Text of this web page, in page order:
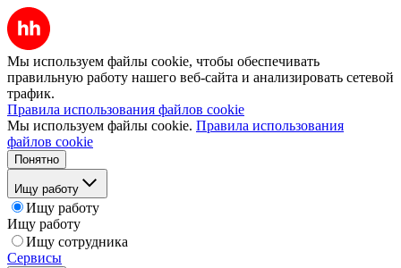
Мы используем файлы cookie, чтобы обеспечивать
правильную работу нашего веб-сайта и анализировать сетевой
трафик.
Правила использования файлов cookie
Мы используем файлы cookie. Правила использования
файлов cookie
Понятно
Ищу работу
Ищу работу
Ищу работу
Ищу сотрудника
Сервисы